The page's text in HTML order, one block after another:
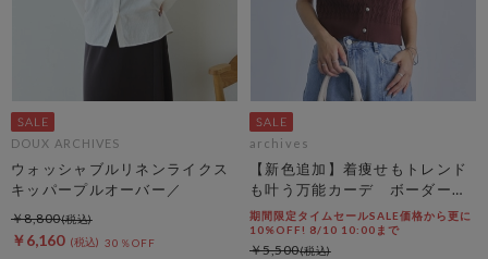
DOUX ARCHIVES
ウォッシャブルリネンライクス
キッパープルオーバー／
￥6,160 30％OFF
￥8,800
archives
【新色追加】着痩せもトレンド
も叶う万能カーデ ボーダーア
ソートハーフスリーブケーブル
ニットカーディガン
期間限定タイムセールSALE価格から更に
10%OFF! 8/10 10:00まで
￥5,500